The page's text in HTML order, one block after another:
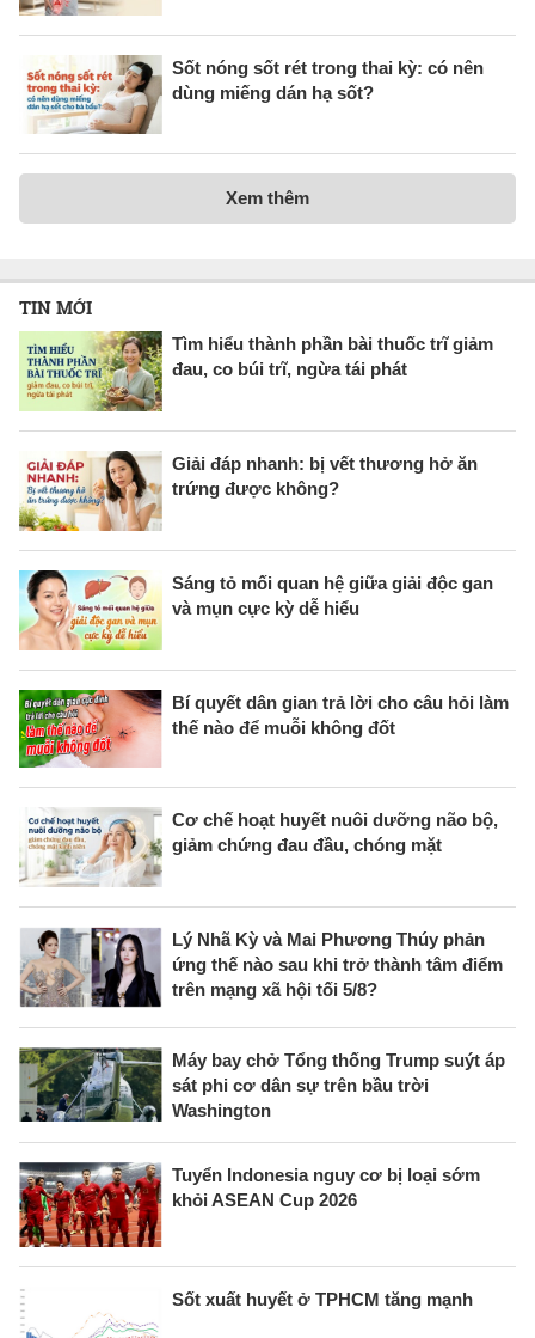
Sốt nóng sốt rét trong thai kỳ: có nên
dùng miếng dán hạ sốt?
Xem thêm
TIN MỚI
Tìm hiểu thành phần bài thuốc trĩ giảm
đau, co búi trĩ, ngừa tái phát
Giải đáp nhanh: bị vết thương hở ăn
trứng được không?
Sáng tỏ mối quan hệ giữa giải độc gan
và mụn cực kỳ dễ hiểu
Bí quyết dân gian trả lời cho câu hỏi làm
thế nào để muỗi không đốt
Cơ chế hoạt huyết nuôi dưỡng não bộ,
giảm chứng đau đầu, chóng mặt
Lý Nhã Kỳ và Mai Phương Thúy phản
ứng thế nào sau khi trở thành tâm điểm
trên mạng xã hội tối 5/8?
Máy bay chở Tổng thống Trump suýt áp
sát phi cơ dân sự trên bầu trời
Washington
Tuyển Indonesia nguy cơ bị loại sớm
khỏi ASEAN Cup 2026
Sốt xuất huyết ở TPHCM tăng mạnh